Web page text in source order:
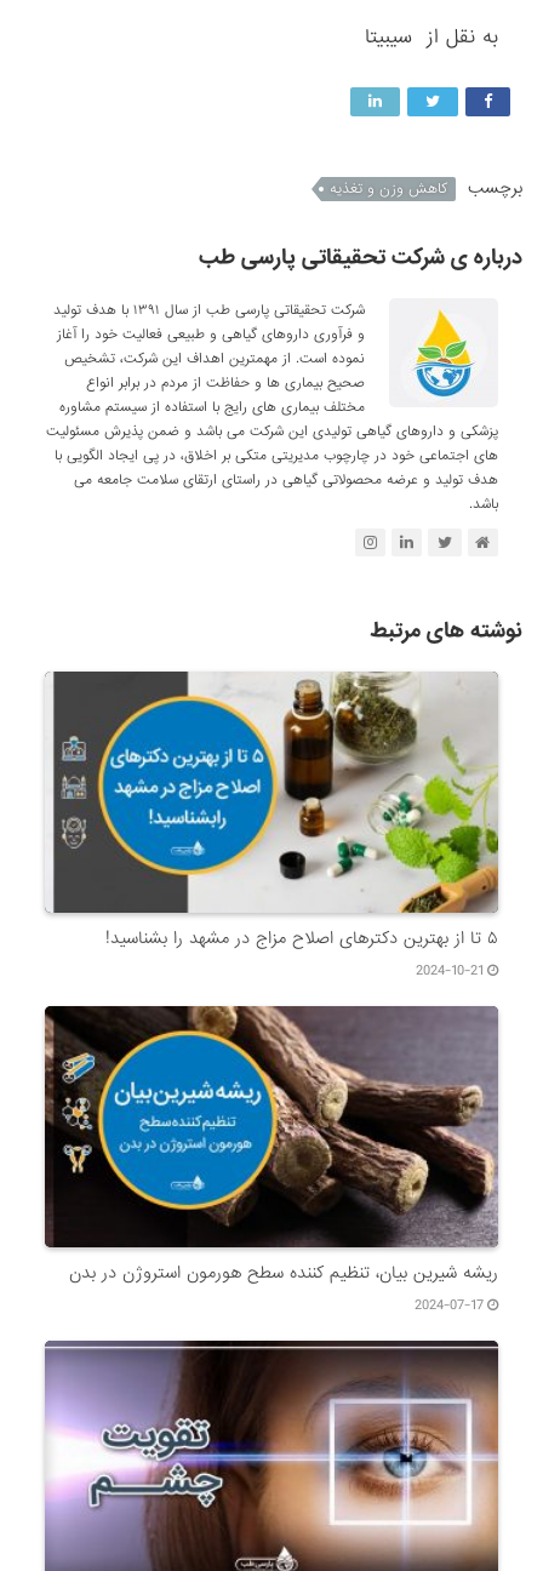
به نقل از سیبیتا
برچسب کاهش وزن و تغذیه
درباره ی شرکت تحقیقاتی پارسی طب
شرکت تحقیقاتی پارسی طب از سال ۱۳۹۱ با هدف تولید
و فرآوری داروهای گیاهی و طبیعی فعالیت خود را آغاز
نموده است. از مهمترین اهداف این شرکت، تشخیص
صحیح بیماری ها و حفاظت از مردم در برابر انواع
مختلف بیماری های رایج با استفاده از سیستم مشاوره
پزشکی و داروهای گیاهی تولیدی این شرکت می باشد و ضمن پذیرش مسئولیت
های اجتماعی خود در چارچوب مدیریتی متکی بر اخلاق، در پی ایجاد الگویی با
هدف تولید و عرضه محصولاتی گیاهی در راستای ارتقای سلامت جامعه می
باشد.
نوشته های مرتبط
۵ تا از بهترین دکتر‌های اصلاح مزاج در مشهد را بشناسید!
2024-10-21
ریشه شیرین بیان، تنظیم کننده سطح هورمون استروژن در بدن
2024-07-17